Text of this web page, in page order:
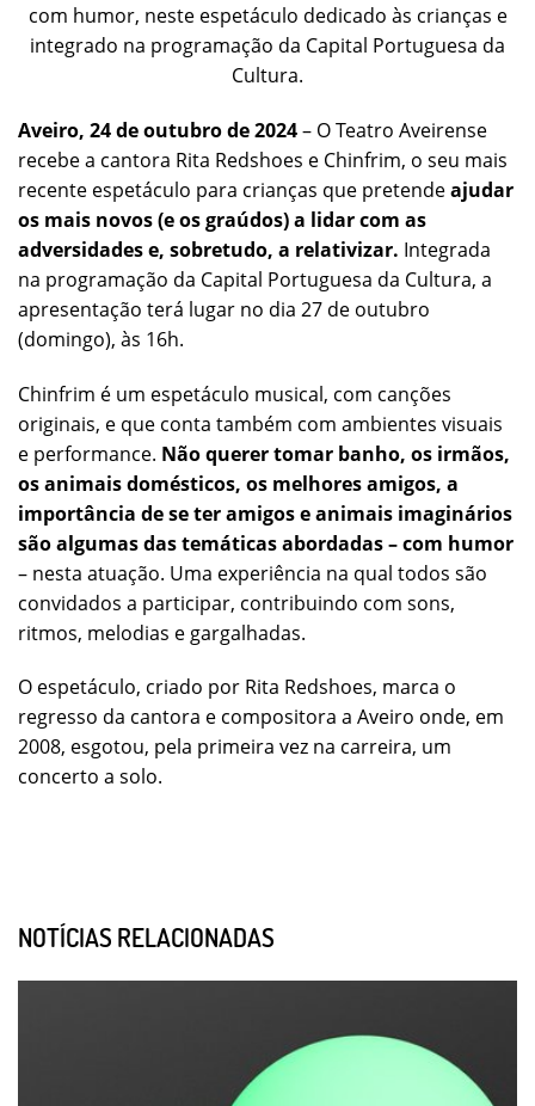
com humor, neste espetáculo dedicado às crianças e
integrado na programação da Capital Portuguesa da
Cultura.
Aveiro, 24 de outubro de 2024– O Teatro Aveirense
recebe a cantora Rita Redshoes e Chinfrim, o seu mais
recente espetáculo para crianças que pretendeajudar
os mais novos (e os graúdos) a lidar com as
adversidades e, sobretudo, a relativizar. Integrada
na programação da Capital Portuguesa da Cultura, a
apresentação terá lugar no dia 27 de outubro
(domingo), às 16h.
Chinfrim é um espetáculo musical, com canções
originais, e que conta também com ambientes visuais
e performance. Não querer tomar banho, os irmãos,
os animais domésticos, os melhores amigos, a
importância de se ter amigos e animais imaginários
são algumas das temáticas abordadas – com humor
– nesta atuação. Uma experiência na qual todos são
convidados a participar, contribuindo com sons,
ritmos, melodias e gargalhadas.
O espetáculo, criado por Rita Redshoes, marca o
regresso da cantora e compositora a Aveiro onde, em
2008, esgotou, pela primeira vez na carreira, um
concerto a solo.
NOTÍCIAS RELACIONADAS